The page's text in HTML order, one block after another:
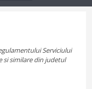
Serviciului
si similare din judetul